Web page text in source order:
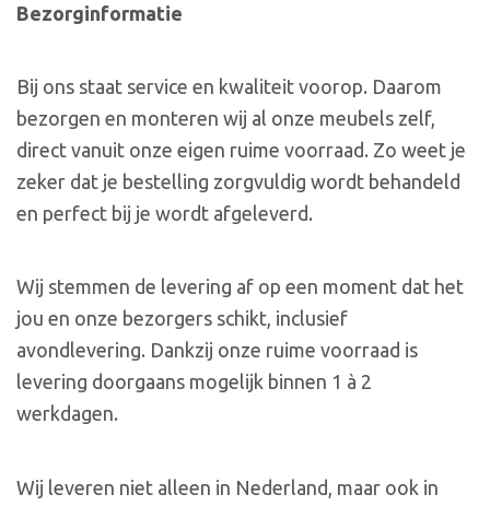
Bezorginformatie
Bij ons staat service en kwaliteit voorop. Daarom
bezorgen en monteren wij al onze meubels zelf,
direct vanuit onze eigen ruime voorraad. Zo weet je
zeker dat je bestelling zorgvuldig wordt behandeld
en perfect bij je wordt afgeleverd.
Wij stemmen de levering af op een moment dat het
jou en onze bezorgers schikt, inclusief
avondlevering. Dankzij onze ruime voorraad is
levering doorgaans mogelijk binnen 1 à 2
werkdagen.
Wij leveren niet alleen in Nederland, maar ook in